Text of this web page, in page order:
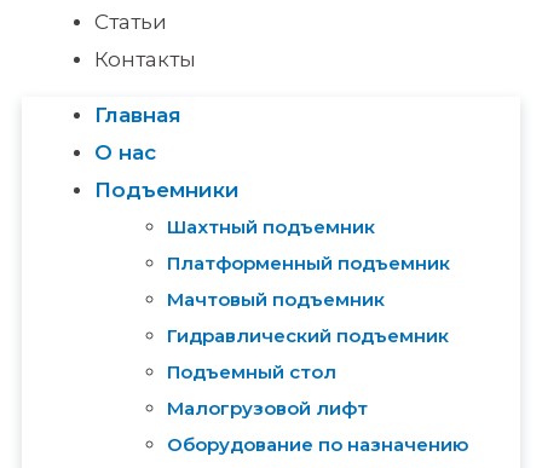
Статьи
Контакты
Главная
О нас
Подъемники
Шахтный подъемник
Платформенный подъемник
Мачтовый подъемник
Гидравлический подъемник
Подъемный стол
Малогрузовой лифт
Оборудование по назначению